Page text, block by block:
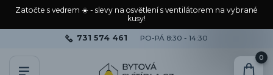
Zatočte s vedrem ☀️ - slevy na osvětlení s ventilátorem na vybrané
kusy!
731 574 461 PO-PÁ 8:30 - 14:30
0